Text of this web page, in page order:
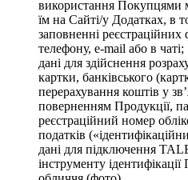
використання Покупцями
їм на Сайті/у Додатках, в
заповненні
телефону, e-mail або в чаті;
дані для здійснення
картки, банківського
перерахування коштів у
поверненням Продукції,
реєстраційний номер
податків
дані для підключення
інструменту